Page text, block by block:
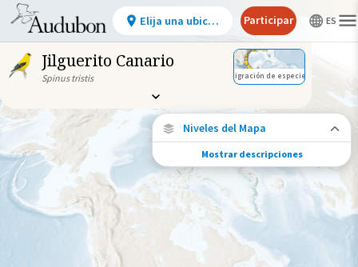
Jilguerito Canario
Spinus tristis Migración de especies
Niveles del Mapa
Migración de especies
Vea dónde viaja esta especie durante todo
el año.
Abundancia de esta especie
Alto
Mostrar descripciones
Elija una ubicación Participar